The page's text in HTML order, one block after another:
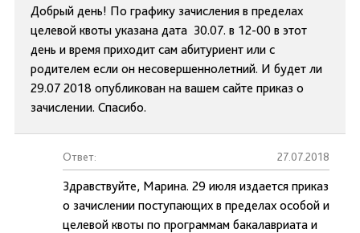
Добрый день! По графику зачисления в пределах
целевой квоты указана дата 30.07. в 12-00 в этот
день и время приходит сам абитуриент или с
родителем если он несовершеннолетний. И будет ли
29.07 2018 опубликован на вашем сайте приказ о
зачислении. Спасибо.
Ответ: 27.07.2018
Здравствуйте, Марина. 29 июля издается приказ
о зачислении поступающих в пределах особой и
целевой квоты по программам бакалавриата и